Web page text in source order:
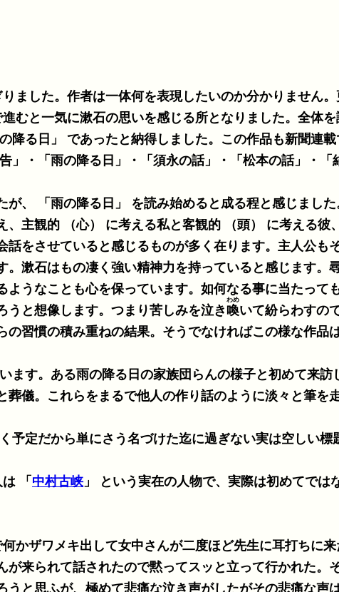
ました。作者は一体何を表現したいのか分かりません
新聞連載でした
・「雨の降る日」・「須永の話」・「松本の話」・「結
、 「雨の降る日」 を読み始めると成る程と感じまし
る彼、彼女等を
をさせていると感じるものが多く在ります。主人公も
漱石はもの凄く強い精神力を持っていると感じます。
ようなことも心を保っています。如何なる事に当たって
と想像します。つまり苦しみを泣き 喚
わめ
いて紛らわすの
習慣の積み重ねの結果。そうでなければこの様な作品
す。ある雨の降る日の家族団らんの様子と初めて来訪
儀。これらをまるで他人の作り話のように淡々と筆を
定だから単にさう名づけた迄に過ぎない実は空しい標
「 中村古峡 」 という実在の人物で、実際は初めてでは
かザワメキ出して女中さんが二度ほど先生に耳打ちに
来られて話されたので黙ってスッと立って行かれた。
と思ふが、極めて悲痛な泣き声がしたがその悲痛な声